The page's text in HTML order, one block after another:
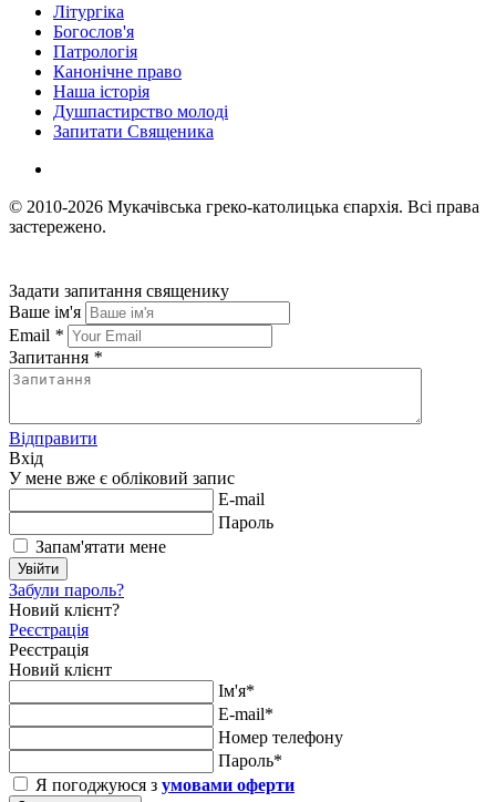
Літургіка
Богослов'я
Патрологія
Канонічне право
Наша історія
Душпастирство молоді
Запитати Священика
© 2010-2026 Мукачівська греко-католицька єпархія. Всі права
застережено.
Задати запитання священику
Ваше ім'я
Email *
Запитання *
Відправити
Вхід
У мене вже є обліковий запис
E-mail
Пароль
Запам'ятати мене
Увійти
Забули пароль?
Новий клієнт?
Реєстрація
Реєстрація
Новий клієнт
Ім'я*
E-mail*
Номер телефону
Пароль*
Я погоджуюся з умовами оферти